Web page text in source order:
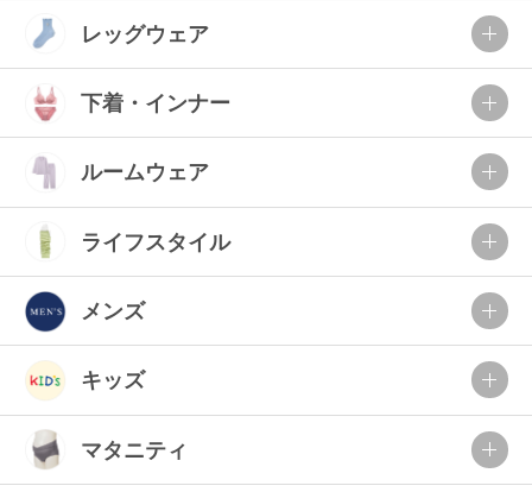
レッグウェア
下着・インナー
ルームウェア
ライフスタイル
メンズ
キッズ
マタニティ